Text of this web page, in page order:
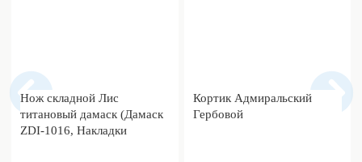
Нож складной Лис
титановый дамаск (Дамаск
ZDI-1016, Накладки
Кортик Адмиральский
Гербовой